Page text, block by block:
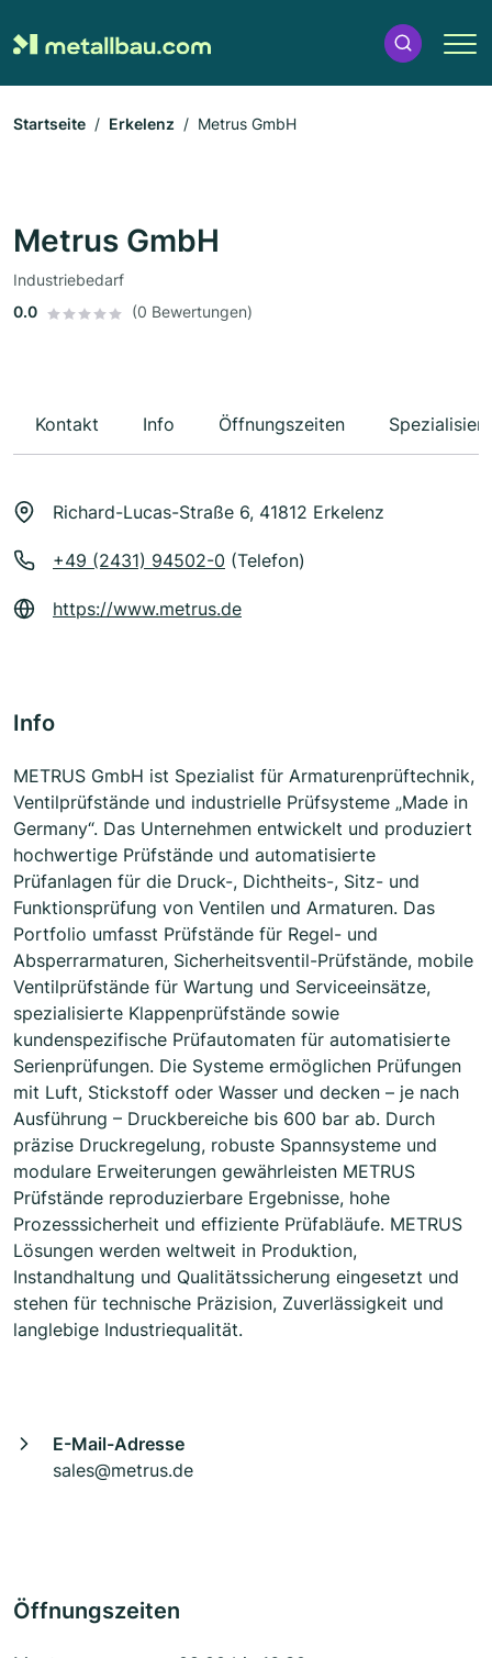
Startseite Erkelenz Metrus GmbH
Metrus GmbH
Industriebedarf
0.0
(0 Bewertungen)
Kontakt Info Öffnungszeiten
Richard-Lucas-Straße 6, 41812 Erkelenz
+49 (2431) 94502-0 (Telefon)
https://www.metrus.de
Info
METRUS GmbH ist Spezialist für Armaturenprüftechnik,
Ventilprüfstände und industrielle Prüfsysteme „Made in
Germany“. Das Unternehmen entwickelt und produziert
hochwertige Prüfstände und automatisierte
Prüfanlagen für die Druck-, Dichtheits-, Sitz- und
Funktionsprüfung von Ventilen und Armaturen. Das
Portfolio umfasst Prüfstände für Regel- und
Absperrarmaturen, Sicherheitsventil-Prüfstände, mobile
Ventilprüfstände für Wartung und Serviceeinsätze,
spezialisierte Klappenprüfstände sowie
kundenspezifische Prüfautomaten für automatisierte
Serienprüfungen. Die Systeme ermöglichen Prüfungen
mit Luft, Stickstoff oder Wasser und decken – je nach
Ausführung – Druckbereiche bis 600 bar ab. Durch
präzise Druckregelung, robuste Spannsysteme und
modulare Erweiterungen gewährleisten METRUS
Prüfstände reproduzierbare Ergebnisse, hohe
Prozesssicherheit und effiziente Prüfabläufe. METRUS
Lösungen werden weltweit in Produktion,
Instandhaltung und Qualitätssicherung eingesetzt und
stehen für technische Präzision, Zuverlässigkeit und
langlebige Industriequalität.
E-Mail-Adresse
sales@metrus.de
Öffnungszeiten